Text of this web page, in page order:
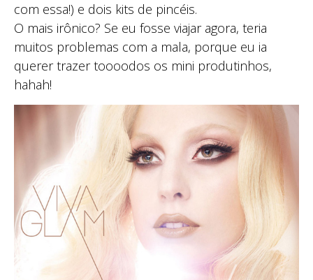
com essa!) e dois kits de pincéis.
O mais irônico? Se eu fosse viajar agora, teria
muitos problemas com a mala, porque eu ia
querer trazer toooodos os mini produtinhos,
hahah!